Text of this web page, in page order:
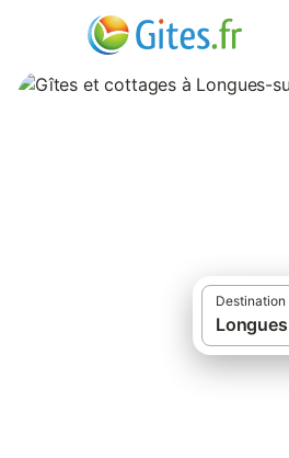
Destination